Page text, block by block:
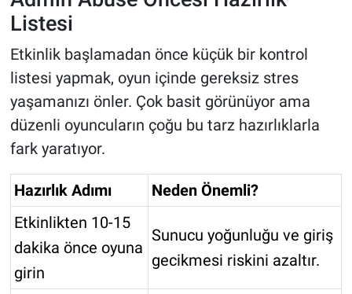
Listesi
Etkinlik başlamadan önce küçük bir kontrol
listesi yapmak, oyun içinde gereksiz stres
yaşamanızı önler. Çok basit görünüyor ama
düzenli oyuncuların çoğu bu tarz hazırlıklarla
fark yaratıyor.
Hazırlık Adımı
Neden Önemli?
Etkinlikten 10-15
dakika önce oyuna
girin
Sunucu yoğunluğu ve giriş
gecikmesi riskini azaltır.